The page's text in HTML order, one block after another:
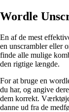
Wordle
En af de mest
en unscrambler eller
finde alle mulige
den rigtige længde.
For at bruge en
du har, og angive
dem korrekt.
danne ud fra de